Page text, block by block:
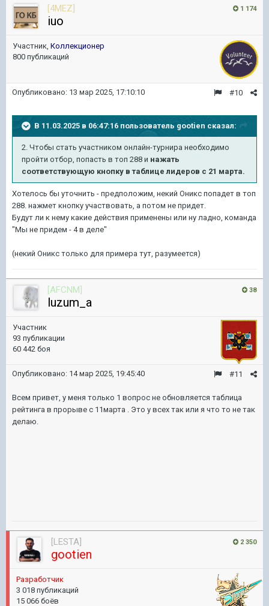
1 174
[4MEZ]
iuo
Участник, Коллекционер
800 публикаций
#10
Опубликовано: 13 мар 2025, 17:10:10
В 11.03.2025 в 06:47:16 пользователь gootien сказал:
2. Чтобы стать участником онлайн-турнира необходимо
пройти отбор, попасть в топ 288 и нажать
соответствующую кнопку в таблице лидеров с 21 марта.
Хотелось бы уточнить - предположим, некий Оникс попадет в топ
288. нажмет кнопку участвовать, а потом не придет.
Будут ли к нему какие действия применены или ну ладно, команда
"Мы не придем - 4 в деле"
(некий Оникс только для примера тут, разумеется)
38
[AFCNM]
luzum_a
Участник
93 публикации
60 442 боя
#11
Опубликовано: 14 мар 2025, 19:45:40
Всем привет, у меня только 1 вопрос не обновляется таблица
рейтинга в прорыве с 11марта . Это у всех так или я что то не так
делаю.
2 350
[LESTA]
gootien
Pазработчик
3 018 публикаций
15 066 боёв